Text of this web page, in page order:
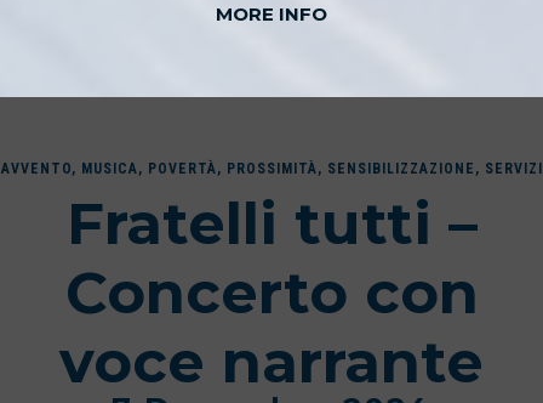
MORE INFO
AVVENTO, MUSICA, POVERTÀ, PROSSIMITÀ, SENSIBILIZZAZIONE , SERVIZI
Fratelli tutti –
Concerto con
voce narrante